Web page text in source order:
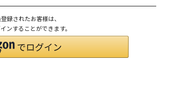
録されたお客様は、
ンすることができます。